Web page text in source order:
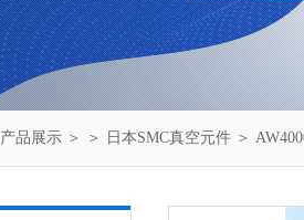
产品展示 ＞ ＞ 日本SMC真空元件 ＞